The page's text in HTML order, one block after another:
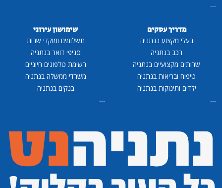
מדריך עסקים
בעלי מקצוע בנתניה
רכב בנתניה
שרותים מקצועיים בנתניה
טיפוח ובריאות בנתניה
ילדים ותינוקות בנתניה
שימושון עירוני
תשלומים ומוקדי שרות
סניפי דואר בנתניה
רשימת טלפונים חיוניים
משרדי ממשלה בנתניה
בנקים בנתניה